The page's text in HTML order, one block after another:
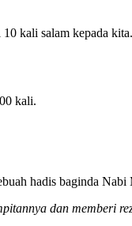
kali salam kepada
kali.
hadis baginda
dan memberi